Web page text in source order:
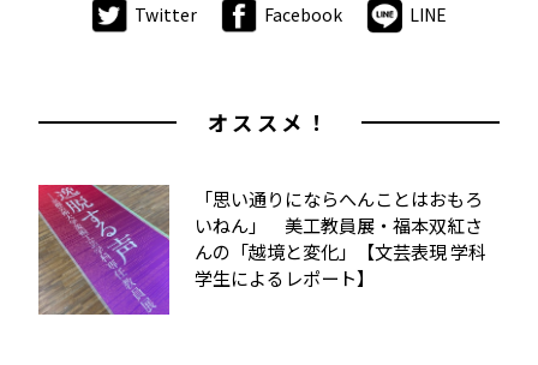
Twitter Facebook LINE
オススメ！
「思い通りにならへんことはおもろ
いねん」 美工教員展・福本双紅さ
んの「越境と変化」【文芸表現 学科
学生によるレポート】